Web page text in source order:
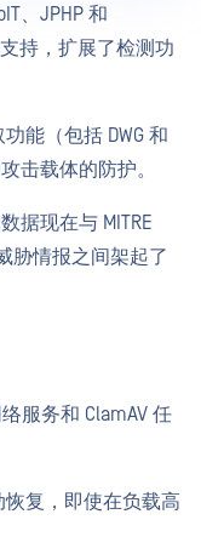
、JPHP 和
持，扩展了检测功
能（包括 DWG 和
击载体的防护。
据现在与 MITRE
胁情报之间架起了
服务和 ClamAV 任
复，即使在负载高